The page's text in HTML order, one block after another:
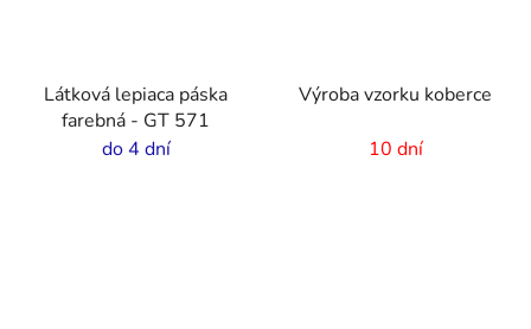
Látková lepiaca páska
farebná - GT 571
do 4 dní
Výroba vzorku koberce
10 dní